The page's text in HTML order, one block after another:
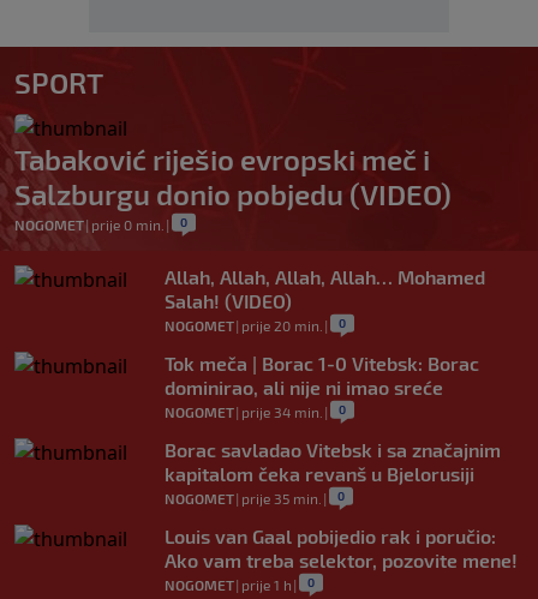
SPORT
Tabaković riješio evropski meč i
Salzburgu donio pobjedu (VIDEO)
NOGOMET| prije 0 min. | 0
Allah, Allah, Allah, Allah… Mohamed
Salah! (VIDEO)
NOGOMET| prije 20 min. | 0
Tok meča | Borac 1-0 Vitebsk: Borac
dominirao, ali nije ni imao sreće
NOGOMET| prije 34 min. | 0
Borac savladao Vitebsk i sa značajnim
kapitalom čeka revanš u Bjelorusiji
NOGOMET| prije 35 min. | 0
Louis van Gaal pobijedio rak i poručio:
Ako vam treba selektor, pozovite mene!
NOGOMET| prije 1 h | 0